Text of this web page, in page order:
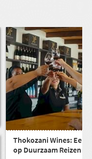
Thokozani Wines: Een
op Duurzaam Reizen en